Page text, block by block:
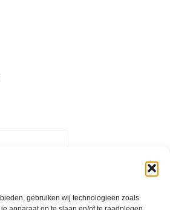
gebruiken wij technologieën zoals